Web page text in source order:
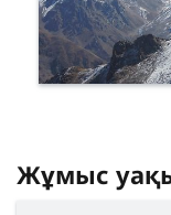
Жұмыс